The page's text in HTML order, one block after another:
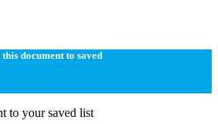
this document to saved
to your saved list